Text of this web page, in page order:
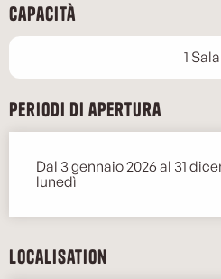
Capacità
1 Sala
Periodi di apertura
Dal 3 gennaio 2026 al 31
lunedì
Localisation